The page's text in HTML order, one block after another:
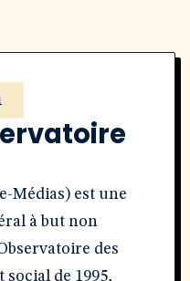
Médias) est une
à but non
des
de 1995,